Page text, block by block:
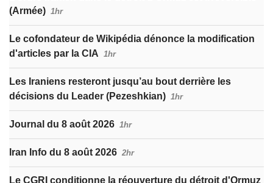
(Armée) 1hr
Le cofondateur de Wikipédia dénonce la modification
d'articles par la CIA 1hr
Les Iraniens resteront jusqu’au bout derrière les
décisions du Leader (Pezeshkian) 1hr
Journal du 8 août 2026 1hr
Iran Info du 8 août 2026 2hr
Le CGRI conditionne la réouverture du détroit d'Ormuz